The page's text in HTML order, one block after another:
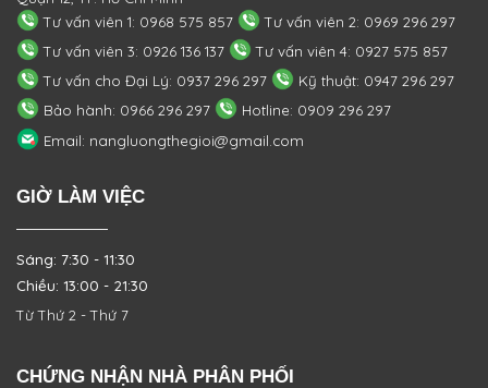
Tư vấn viên 1: 0968 575 857
Tư vấn viên 2: 0969 296 297
Tư vấn viên 3: 0926 136 137
Tư vấn viên 4: 0927 575 857
Tư vấn cho Đại Lý: 0937 296 297
Kỹ thuật: 0947 296 297
Bảo hành: 0966 296 297
Hotline: 0909 296 297
Email: nangluongthegioi@gmail.com
GIỜ LÀM VIỆC
Sáng: 7:30 - 11:30
Chiều: 13:00 - 21:30
Từ Thứ 2 - Thứ 7
CHỨNG NHẬN NHÀ PHÂN PHỐI